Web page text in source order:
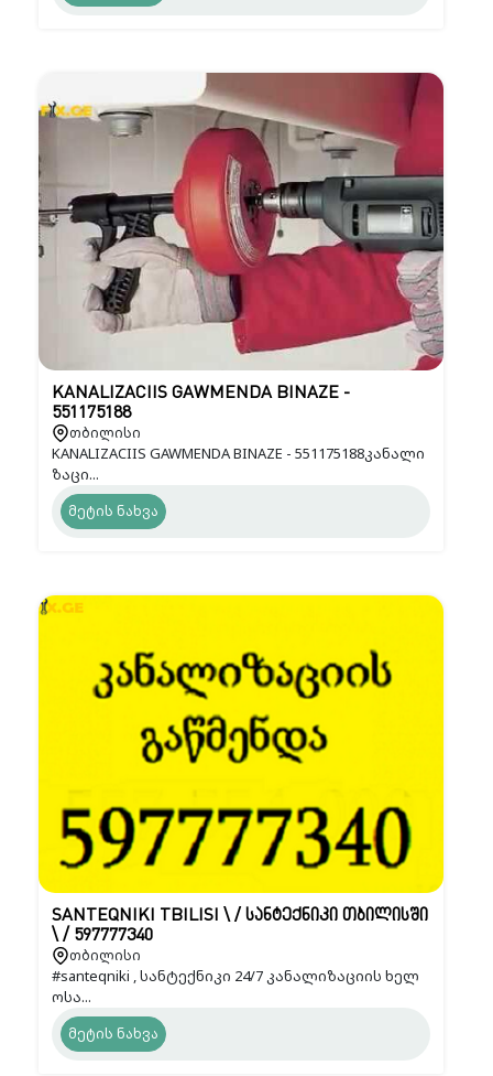
KANALIZACIIS GAWMENDA BINAZE -
551175188
თბილისი
KANALIZACIIS GAWMENDA BINAZE - 551175188კანალი
ზაცი...
მეტის ნახვა
SANTEQNIKI TBILISI \ / სანტექნიკი თბილისში
\ / 597777340
თბილისი
#santeqniki , სანტექნიკი 24/7 კანალიზაციის ხელ
ოსა...
მეტის ნახვა